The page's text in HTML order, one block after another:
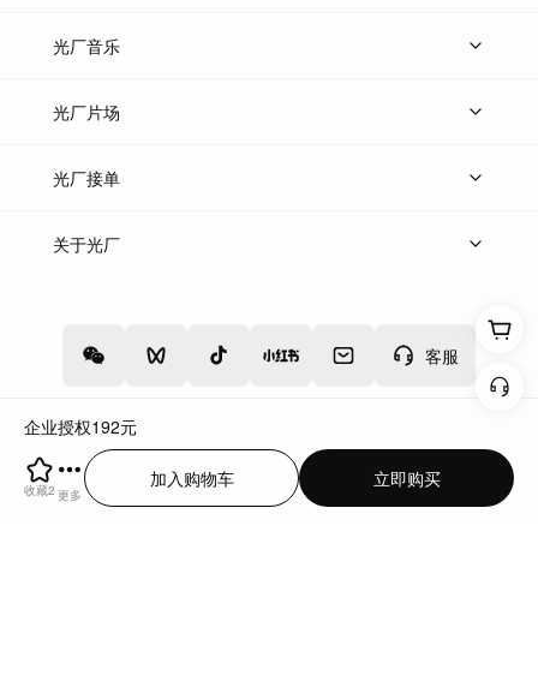
企业授权192元
收藏2 更多
立即购买
加入购物车
客服
上传图片
光厂音乐
热门音乐
光厂片场
上传案例
光厂接单
上架服务
关于光厂
增值电信业务经营许可证：川B2-20160192
川公网安备51019002000262
违法和不良信息举报中心